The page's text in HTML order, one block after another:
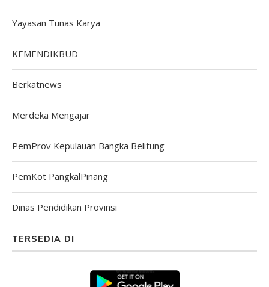
Yayasan Tunas Karya
KEMENDIKBUD
Berkatnews
Merdeka Mengajar
PemProv Kepulauan Bangka Belitung
PemKot PangkalPinang
Dinas Pendidikan Provinsi
TERSEDIA DI